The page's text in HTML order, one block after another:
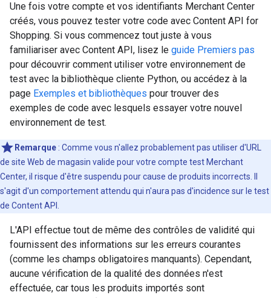
Une fois votre compte et vos identifiants Merchant Center
créés, vous pouvez tester votre code avec Content API for
Shopping. Si vous commencez tout juste à vous
familiariser avec Content API, lisez le guide Premiers pas
pour découvrir comment utiliser votre environnement de
test avec la bibliothèque cliente Python, ou accédez à la
page Exemples et bibliothèques pour trouver des
exemples de code avec lesquels essayer votre nouvel
environnement de test.
Remarque : Comme vous n'allez probablement pas utiliser d'URL
de site Web de magasin valide pour votre compte test Merchant
Center, il risque d'être suspendu pour cause de produits incorrects. Il
s'agit d'un comportement attendu qui n'aura pas d'incidence sur le test
de Content API.
L'API effectue tout de même des contrôles de validité qui
fournissent des informations sur les erreurs courantes
(comme les champs obligatoires manquants). Cependant,
aucune vérification de la qualité des données n'est
effectuée, car tous les produits importés sont